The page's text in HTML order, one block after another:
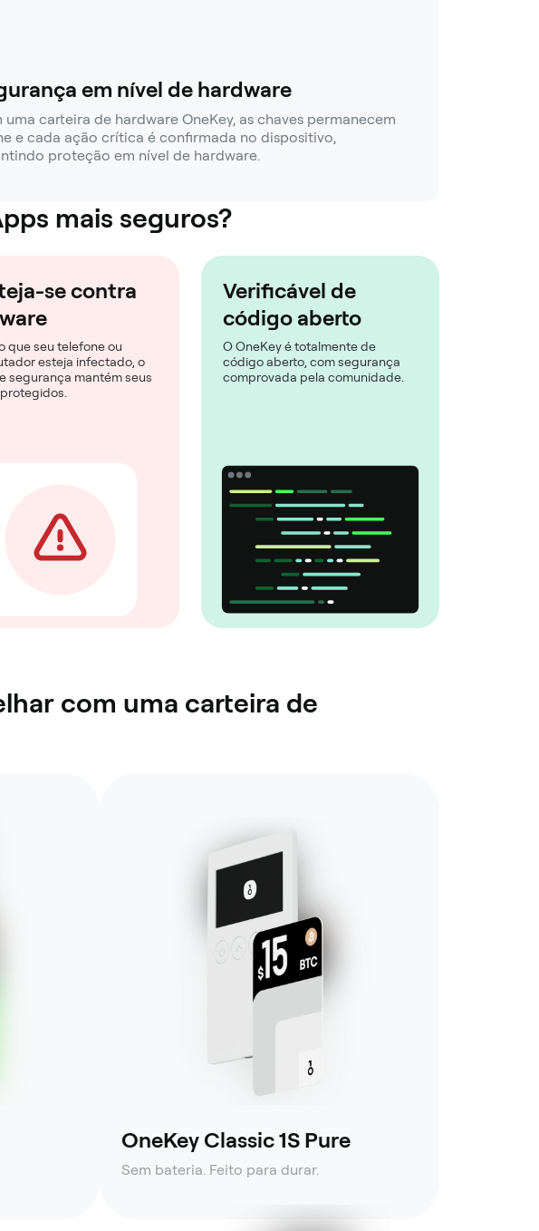
em nível de hardware
uma carteira de hardware OneKey, as chaves permanecem
e cada ação crítica é confirmada no dispositivo,
proteção em nível de hardware.
mais seguros?
se contra
que seu telefone ou
esteja infectado, o
segurança mantém seus
Verificável de
código aberto
O OneKey é totalmente de
código aberto, com segurança
comprovada pela comunidade.
com uma carteira de
OneKey Classic 1S Pure
Sem bateria. Feito para durar.